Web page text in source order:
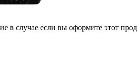
в случае если вы оформите этот